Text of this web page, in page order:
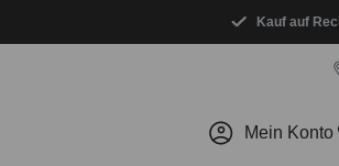
Kauf auf
Mein Konto